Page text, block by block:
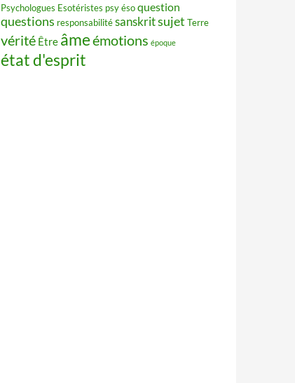
Psychologues Esotéristes psy ésoquestion
questions responsabilitésanskritsujet Terre
vérité Être âmeémotions époque
état d'esprit